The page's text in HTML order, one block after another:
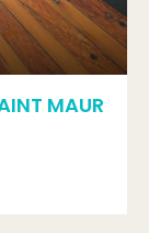
MAUR